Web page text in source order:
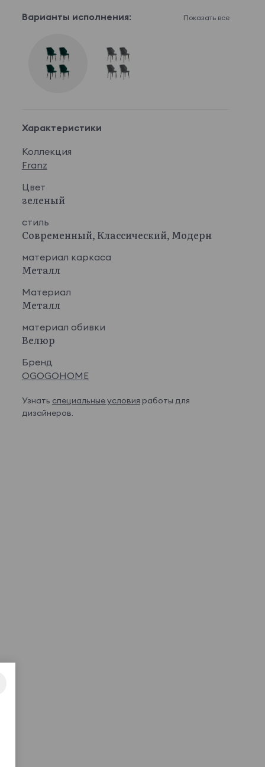
Варианты исполнения: Показать все
Характеристики
Коллекция
Franz
Цвет
зеленый
стиль
Современный, Классический, Модерн
материал каркаса
Металл
Материал
Металл
материал обивки
Велюр
Бренд
OGOGOHOME
Узнать специальные условия работы для
дизайнеров.